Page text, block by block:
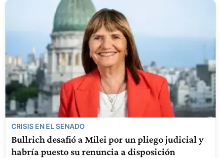
CRISIS EN EL SENADO
Bullrich desafió a Milei por un pliego judicial y
habría puesto su renuncia a disposición